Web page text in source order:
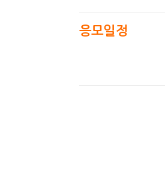
응모일정